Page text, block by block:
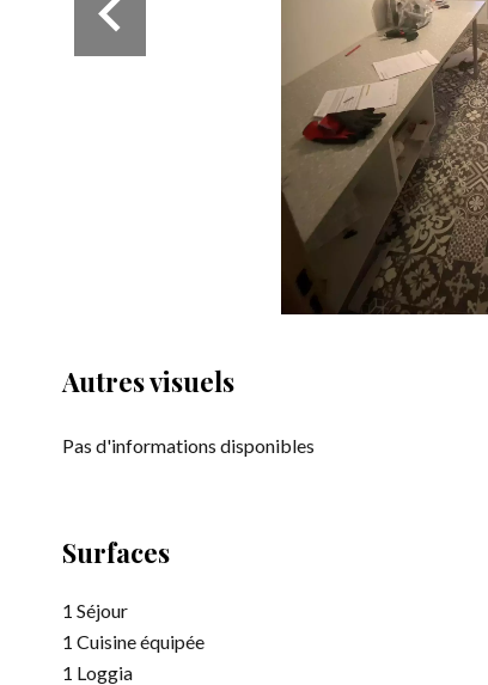
Autres visuels
Pas d'informations disponibles
Surfaces
1 Séjour
1 Cuisine équipée
1 Loggia